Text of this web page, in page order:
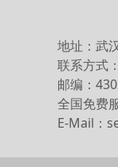
地址：武
联系方式
邮编：
全国免费
E-Mail：